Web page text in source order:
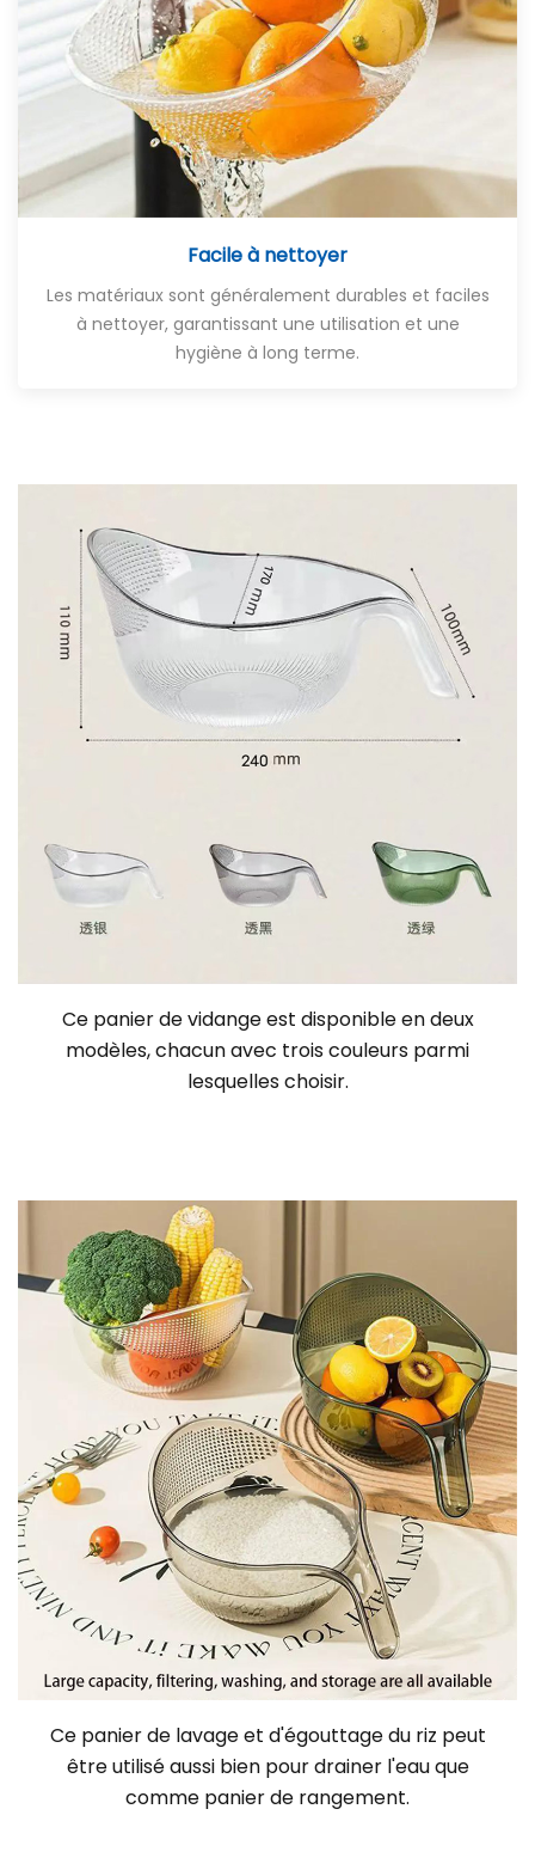
Facile à nettoyer
Les matériaux sont généralement durables et faciles
à nettoyer, garantissant une utilisation et une
hygiène à long terme.
Ce panier de vidange est disponible en deux
modèles, chacun avec trois couleurs parmi
lesquelles choisir.
Ce panier de lavage et d'égouttage du riz peut
être utilisé aussi bien pour drainer l'eau que
comme panier de rangement.